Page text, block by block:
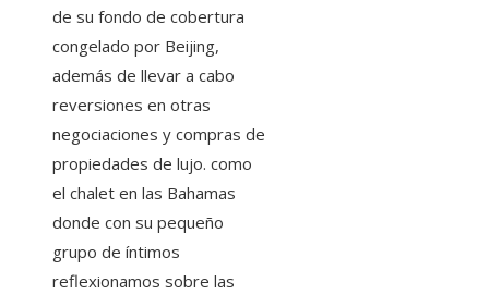
de su fondo de cobertura
congelado por Beijing,
además de llevar a cabo
reversiones en otras
negociaciones y compras de
propiedades de lujo. como
el chalet en las Bahamas
donde con su pequeño
grupo de íntimos
reflexionamos sobre las